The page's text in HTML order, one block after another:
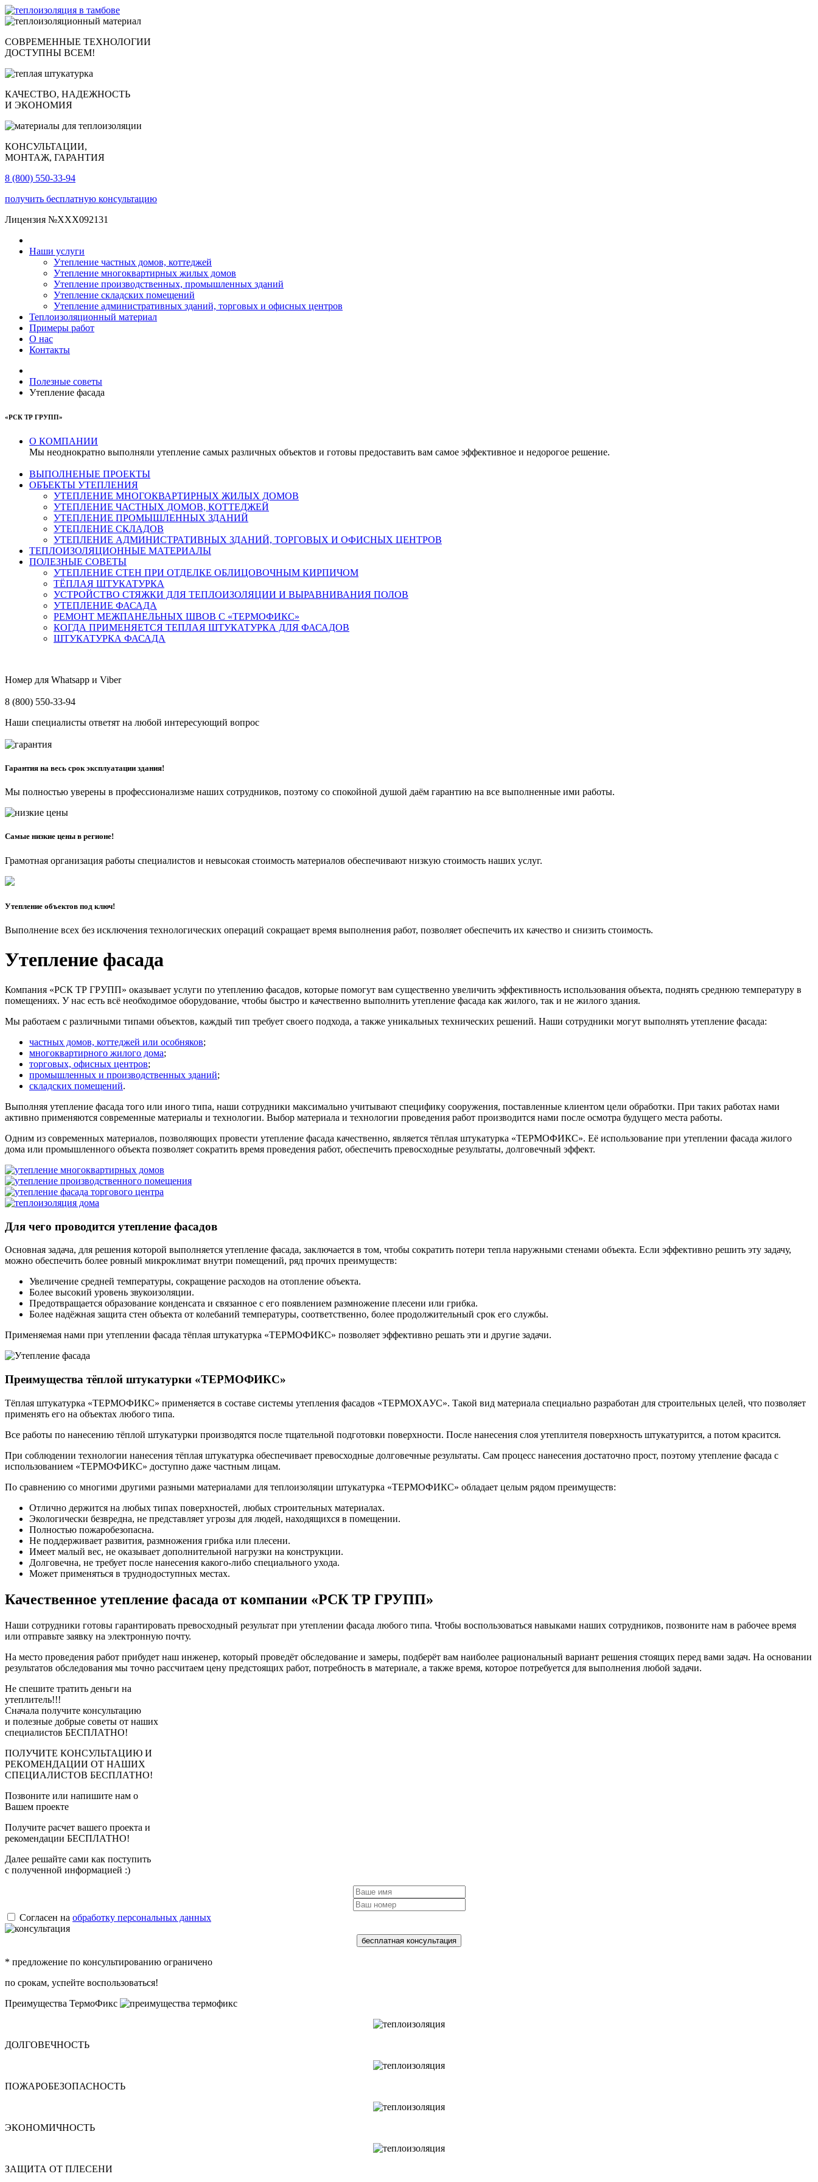
СОВРЕМЕННЫЕ ТЕХНОЛОГИИ
ДОСТУПНЫ ВСЕМ!
КАЧЕСТВО, НАДЕЖНОСТЬ
И ЭКОНОМИЯ
КОНСУЛЬТАЦИИ,
МОНТАЖ, ГАРАНТИЯ
8 (800) 550-33-94
получить бесплатную консультацию
Лицензия №XXX092131
Наши услуги
Утепление частных домов, коттеджей
Утепление многоквартирных жилых домов
Утепление производственных, промышленных зданий
Утепление складских помещений
Утепление административных зданий, торговых и офисных центров
Теплоизоляционный материал
Примеры работ
О нас
Контакты
Полезные советы
Утепление фасада
«РСК ТР ГРУПП»
О КОМПАНИИ
Мы неоднократно выполняли утепление самых различных объектов и готовы предоставить вам самое эффективное и недорогое решение.
ВЫПОЛНЕНЫЕ ПРОЕКТЫ
ОБЪЕКТЫ УТЕПЛЕНИЯ
УТЕПЛЕНИЕ МНОГОКВАРТИРНЫХ ЖИЛЫХ ДОМОВ
УТЕПЛЕНИЕ ЧАСТНЫХ ДОМОВ, КОТТЕДЖЕЙ
УТЕПЛЕНИЕ ПРОМЫШЛЕННЫХ ЗДАНИЙ
УТЕПЛЕНИЕ СКЛАДОВ
УТЕПЛЕНИЕ АДМИНИСТРАТИВНЫХ ЗДАНИЙ, ТОРГОВЫХ И ОФИСНЫХ ЦЕНТРОВ
ТЕПЛОИЗОЛЯЦИОННЫЕ МАТЕРИАЛЫ
ПОЛЕЗНЫЕ СОВЕТЫ
УТЕПЛЕНИЕ СТЕН ПРИ ОТДЕЛКЕ ОБЛИЦОВОЧНЫМ КИРПИЧОМ
ТЁПЛАЯ ШТУКАТУРКА
УСТРОЙСТВО СТЯЖКИ ДЛЯ ТЕПЛОИЗОЛЯЦИИ И ВЫРАВНИВАНИЯ ПОЛОВ
УТЕПЛЕНИЕ ФАСАДА
РЕМОНТ МЕЖПАНЕЛЬНЫХ ШВОВ С «ТЕРМОФИКС»
КОГДА ПРИМЕНЯЕТСЯ ТЕПЛАЯ ШТУКАТУРКА ДЛЯ ФАСАДОВ
ШТУКАТУРКА ФАСАДА
Номер для Whatsapp и Viber
8 (800) 550-33-94
Наши специалисты ответят на любой интересующий вопрос
Гарантия на весь срок эксплуатации здания!
Мы полностью уверены в профессионализме наших сотрудников, поэтому со спокойной душой даём гарантию на все выполненные ими работы.
Самые низкие цены в регионе!
Грамотная организация работы специалистов и невысокая стоимость материалов обеспечивают низкую стоимость наших услуг.
Утепление объектов под ключ!
Выполнение всех без исключения технологических операций сокращает время выполнения работ, позволяет обеспечить их качество и снизить стоимость.
Утепление фасада
Компания «РСК ТР ГРУПП» оказывает услуги по утеплению фасадов, которые помогут вам существенно увеличить эффективность использования объекта, поднять среднюю температуру в
помещениях. У нас есть всё необходимое оборудование, чтобы быстро и качественно выполнить утепление фасада как жилого, так и не жилого здания.
Мы работаем с различными типами объектов, каждый тип требует своего подхода, а также уникальных технических решений. Наши сотрудники могут выполнять утепление фасада:
частных домов, коттеджей или особняков;
многоквартирного жилого дома;
торговых, офисных центров;
промышленных и производственных зданий;
складских помещений.
Выполняя утепление фасада того или иного типа, наши сотрудники максимально учитывают специфику сооружения, поставленные клиентом цели обработки. При таких работах нами
активно применяются современные материалы и технологии. Выбор материала и технологии проведения работ производится нами после осмотра будущего места работы.
Одним из современных материалов, позволяющих провести утепление фасада качественно, является тёплая штукатурка «ТЕРМОФИКС». Её использование при утеплении фасада жилого
дома или промышленного объекта позволяет сократить время проведения работ, обеспечить превосходные результаты, долговечный эффект.
Для чего проводится утепление фасадов
Основная задача, для решения которой выполняется утепление фасада, заключается в том, чтобы сократить потери тепла наружными стенами объекта. Если эффективно решить эту задачу,
можно обеспечить более ровный микроклимат внутри помещений, ряд прочих преимуществ:
Увеличение средней температуры, сокращение расходов на отопление объекта.
Более высокий уровень звукоизоляции.
Предотвращается образование конденсата и связанное с его появлением размножение плесени или грибка.
Более надёжная защита стен объекта от колебаний температуры, соответственно, более продолжительный срок его службы.
Применяемая нами при утеплении фасада тёплая штукатурка «ТЕРМОФИКС» позволяет эффективно решать эти и другие задачи.
Преимущества тёплой штукатурки «ТЕРМОФИКС»
Тёплая штукатурка «ТЕРМОФИКС» применяется в составе системы утепления фасадов «ТЕРМОХАУС». Такой вид материала специально разработан для строительных целей, что позволяет
применять его на объектах любого типа.
Все работы по нанесению тёплой штукатурки производятся после тщательной подготовки поверхности. После нанесения слоя утеплителя поверхность штукатурится, а потом красится.
При соблюдении технологии нанесения тёплая штукатурка обеспечивает превосходные долговечные результаты. Сам процесс нанесения достаточно прост, поэтому утепление фасада с
использованием «ТЕРМОФИКС» доступно даже частным лицам.
По сравнению со многими другими разными материалами для теплоизоляции штукатурка «ТЕРМОФИКС» обладает целым рядом преимуществ:
Отлично держится на любых типах поверхностей, любых строительных материалах.
Экологически безвредна, не представляет угрозы для людей, находящихся в помещении.
Полностью пожаробезопасна.
Не поддерживает развития, размножения грибка или плесени.
Имеет малый вес, не оказывает дополнительной нагрузки на конструкции.
Долговечна, не требует после нанесения какого-либо специального ухода.
Может применяться в труднодоступных местах.
Качественное утепление фасада от компании «РСК ТР ГРУПП»
Наши сотрудники готовы гарантировать превосходный результат при утеплении фасада любого типа. Чтобы воспользоваться навыками наших сотрудников, позвоните нам в рабочее время
или отправьте заявку на электронную почту.
На место проведения работ прибудет наш инженер, который проведёт обследование и замеры, подберёт вам наиболее рациональный вариант решения стоящих перед вами задач. На основании
результатов обследования мы точно рассчитаем цену предстоящих работ, потребность в материале, а также время, которое потребуется для выполнения любой задачи.
Не спешите тратить деньги на
утеплитель!!!
Сначала получите консультацию
и полезные добрые советы от наших
специалистов БЕСПЛАТНО!
ПОЛУЧИТЕ КОНСУЛЬТАЦИЮ И
РЕКОМЕНДАЦИИ ОТ НАШИХ
СПЕЦИАЛИСТОВ БЕСПЛАТНО!
Позвоните или напишите нам о
Вашем проекте
Получите расчет вашего проекта и
рекомендации БЕСПЛАТНО!
Далее решайте сами как поступить
с полученной информацией :)
Согласен на обработку персональных данных
бесплатная консультация
* предложение по консультированию ограничено
по срокам, успейте воспользоваться!
Преимущества ТермоФикс
ДОЛГОВЕЧНОСТЬ
ПОЖАРОБЕЗОПАСНОСТЬ
ЭКОНОМИЧНОСТЬ
ЗАЩИТА ОТ ПЛЕСЕНИ